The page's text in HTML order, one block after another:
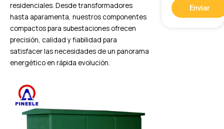
residenciales. Desde transformadores
hasta aparamenta, nuestros componentes
compactos para subestaciones ofrecen
precisión, calidad y fiabilidad para
satisfacer las necesidades de un panorama
energético en rápida evolución.
Enviar